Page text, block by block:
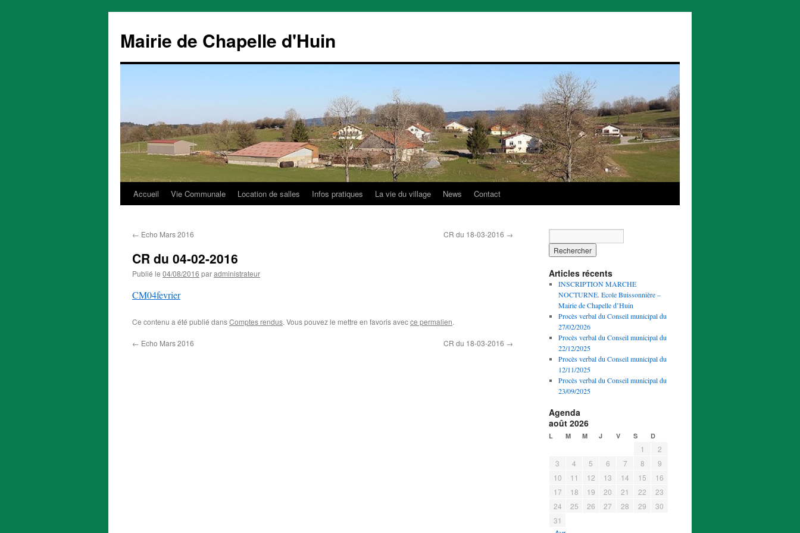
Mairie de Chapelle d'Huin
Aller
contenu
Accueil Vie Communale Location de salles Infos pratiques La vie du village News Contact
← Echo Mars 2016 CR du 18-03-2016 →
CR du 04-02-2016
Publié le 04/08/2016 paradministrateur
CM04fevrier
Ce contenu a été publié dansComptes rendus. Vous pouvez le mettre en favoris avecce permalien.
← Echo Mars 2016 CR du 18-03-2016 →
Articles récents
INSCRIPTION MARCHE
NOCTURNE. Ecole Buissonnière –
Mairie de Chapelle d’Huin
Procès verbal du Conseil municipal du
27/02/2026
Procès verbal du Conseil municipal du
22/12/2025
Procès verbal du Conseil municipal du
12/11/2025
Procès verbal du Conseil municipal du
23/09/2025
Agenda
août 2026
L M M J V S D
1
2
3
4 5 6 7 8
9
10
11 12 13 14 15
16
17
18 19 20 21 22
23
24
25 26 27 28 29
30
31